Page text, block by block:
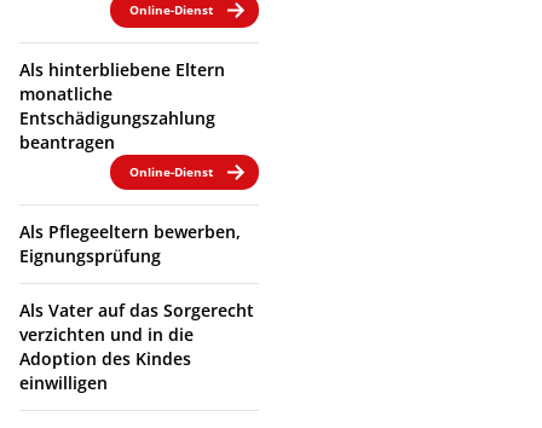
Online-Dienst
Als hinterbliebene Eltern
monatliche
Entschädigungszahlung
beantragen
Online-Dienst
Als Pflegeeltern bewerben,
Eignungsprüfung
Als Vater auf das Sorgerecht
verzichten und in die
Adoption des Kindes
einwilligen